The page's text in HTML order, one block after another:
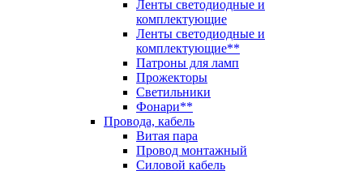
Ленты светодиодные и
комплектующие
Ленты светодиодные и
комплектующие**
Патроны для ламп
Прожекторы
Светильники
Фонари**
Провода, кабель
Витая пара
Провод монтажный
Силовой кабель